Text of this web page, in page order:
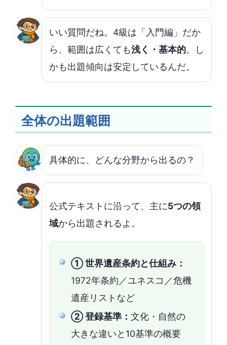
いい質問だね。4級は「入門編」だか
ら、範囲は広くても浅く・基本的。し
かも出題傾向は安定しているんだ。
全体の出題範囲
具体的に、どんな分野から出るの？
公式テキストに沿って、主に5つの領
域から出題されるよ。
① 世界遺産条約と仕組み：
1972年条約／ユネスコ／危機
遺産リストなど
② 登録基準： 文化・自然の
大きな違いと10基準の概要